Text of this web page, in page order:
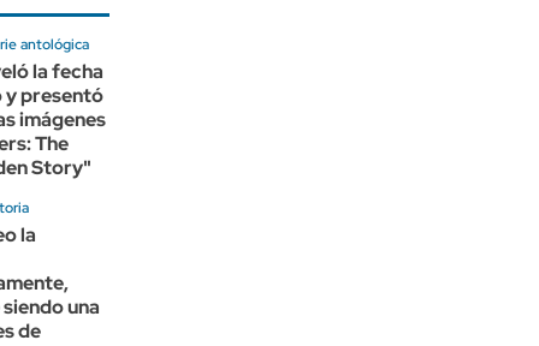
antológica
la fecha
y presentó
imágenes
The
Story"
la
una
de